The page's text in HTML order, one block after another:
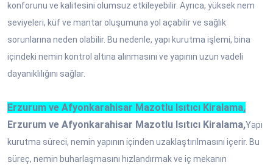
konforunu ve kalitesini olumsuz etkileyebilir. Ayrıca, yüksek nem
seviyeleri, küf ve mantar oluşumuna yol açabilir ve sağlık
sorunlarına neden olabilir. Bu nedenle, yapı kurutma işlemi, bina
içindeki nemin kontrol altına alınmasını ve yapının uzun vadeli
dayanıklılığını sağlar.
Erzurum ve Afyonkarahisar Mazotlu Isıtıcı Kiralama,
Erzurum ve Afyonkarahisar Mazotlu Isıtıcı Kiralama,Yapı
kurutma süreci, nemin yapının içinden uzaklaştırılmasını içerir. Bu
süreç, nemin buharlaşmasını hızlandırmak ve iç mekanın